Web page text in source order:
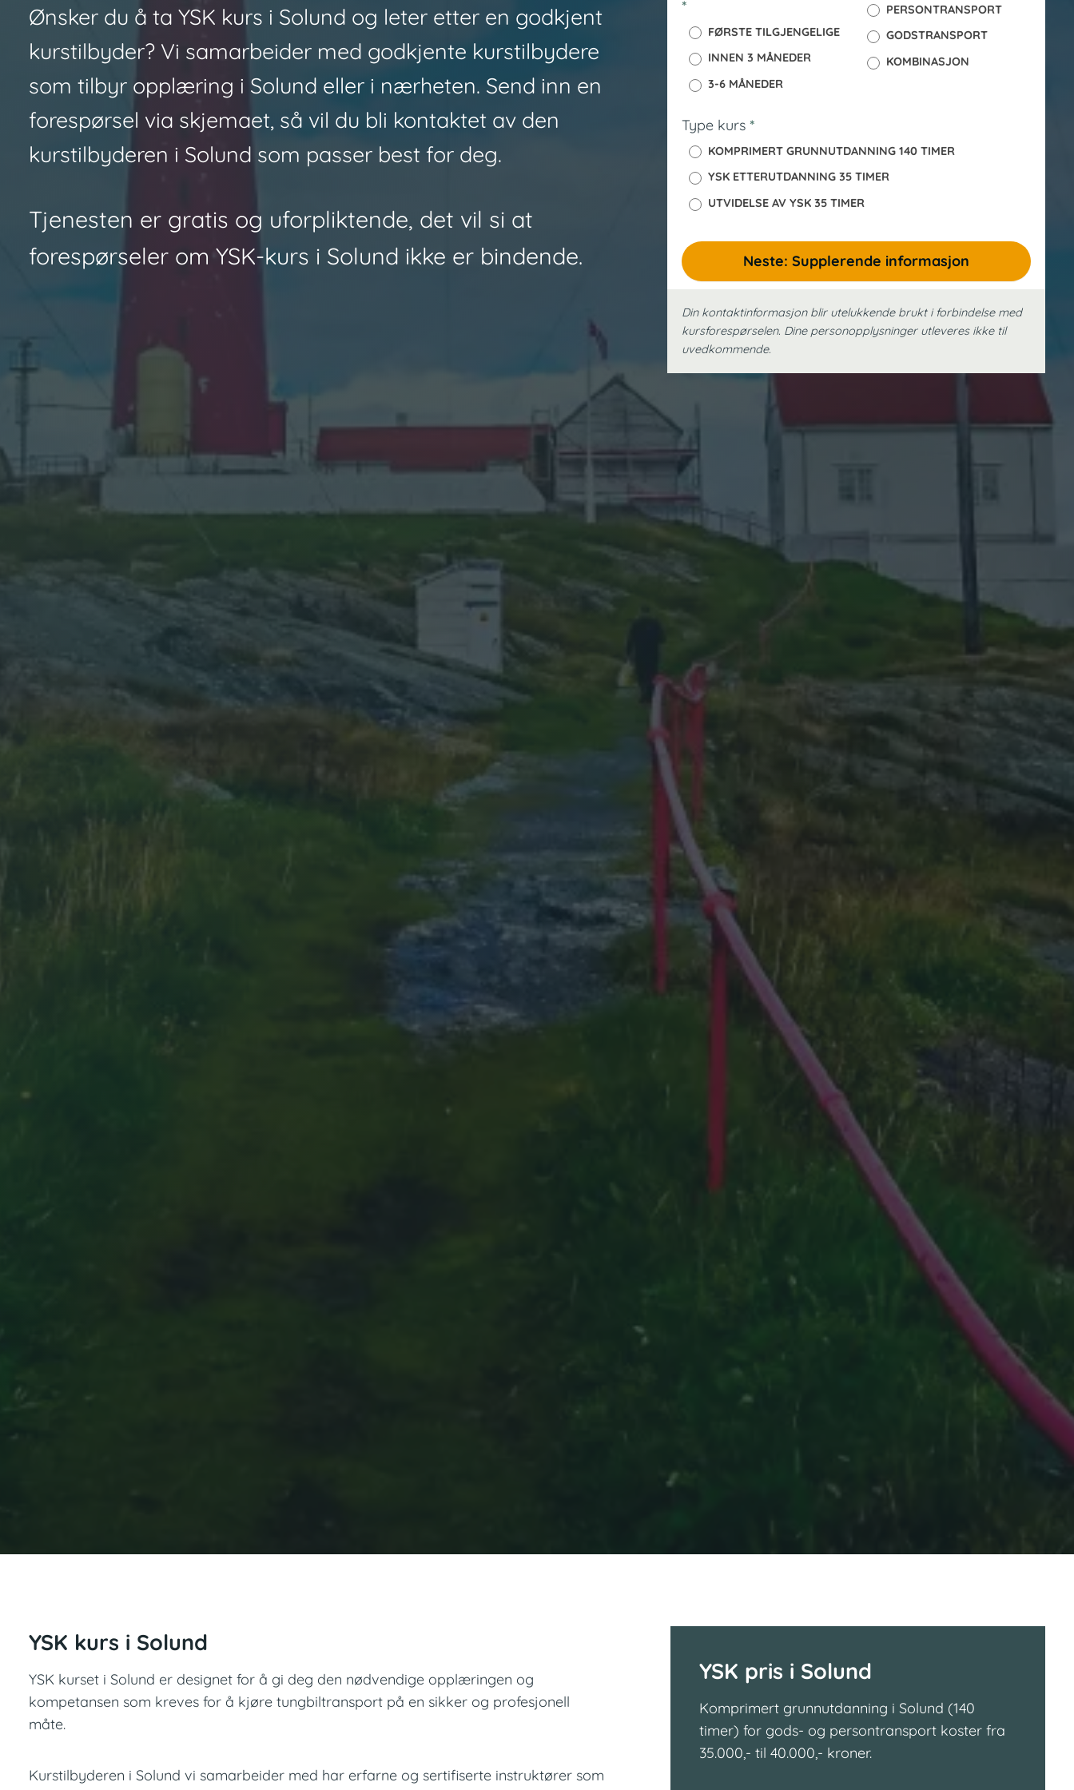
Ønsker du å ta YSK kurs i Solund og leter etter en godkjent
kurstilbyder? Vi samarbeider med godkjente kurstilbydere
som tilbyr opplæring i Solund eller i nærheten. Send inn en
forespørsel via skjemaet, så vil du bli kontaktet av den
kurstilbyderen i Solund som passer best for deg.
Tjenesten er gratis og uforpliktende, det vil si at
forespørseler om YSK-kurs i Solund ikke er bindende.
_
y
*
FØRSTE TILGJENGELIGE
INNEN 3 MÅNEDER
3-6 MÅNEDER
PERSONTRANSPORT
GODSTRANSPORT
KOMBINASJON
Type kurs*
KOMPRIMERT GRUNNUTDANNING 140 TIMER
YSK ETTERUTDANNING 35 TIMER
UTVIDELSE AV YSK 35 TIMER
Neste: Supplerende informasjon
Din kontaktinformasjon blir utelukkende brukt i forbindelse med
kursforespørselen. Dine person­opplysninger utleveres ikke til
uvedkommende.
YSK kurs i Solund
YSK kurset i Solund er designet for å gi deg den nødvendige opplæringen og
kompetansen som kreves for å kjøre tungbiltransport på en sikker og profesjonell
måte.
Kurstilbyderen i Solund vi samarbeider med har erfarne og sertifiserte instruktører som
YSK pris i Solund
Komprimert grunnutdanning i Solund (140
timer) for gods- og persontransport koster fra
35.000,- til 40.000,- kroner.